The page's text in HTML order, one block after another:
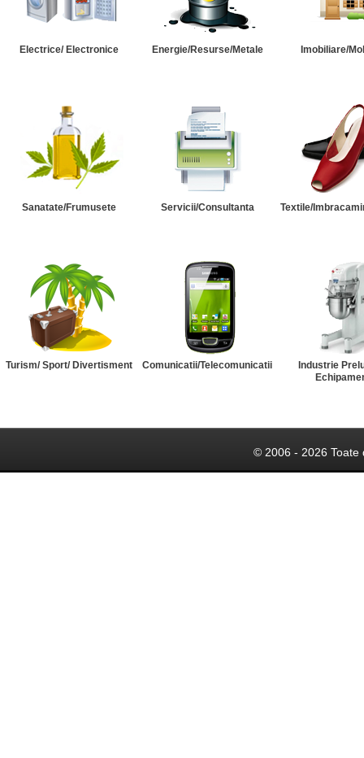
Electrice/ Electronice Energie/Resurse/Metale Imobiliare/
Sanatate/Frumusete Servicii/Consultanta Textile/
Turism/ Sport/ Divertisment Comunicatii/Telecomunicatii
Industrie
© 2006 - 2026